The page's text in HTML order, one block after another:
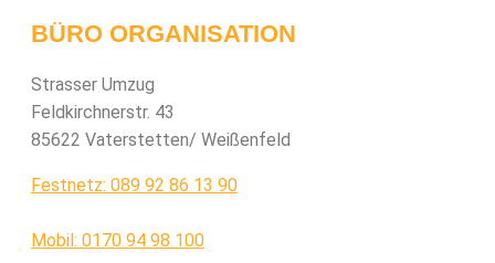
BÜRO ORGANISATION
Strasser Umzug
Feldkirchnerstr. 43
85622 Vaterstetten/ Weißenfeld
Festnetz: 089 92 86 13 90
Mobil: 0170 94 98 100